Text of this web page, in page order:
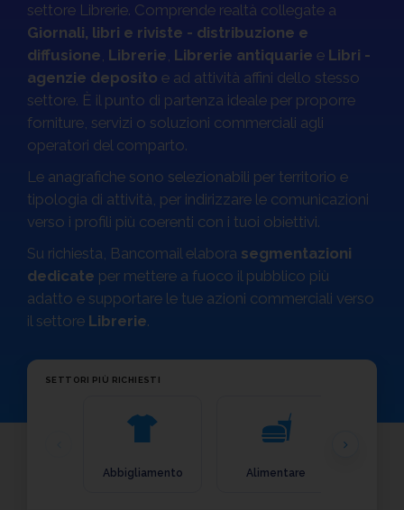
Sempre pronti al decollo. Anche ad agosto.
Ordini, validazione e consegna sono sempre operative.
Fino al23 agosto , approfitta della promo online:-50% su
1 Database, -60% da 2 Database.
Offerta valida fino al 23 agosto 2026 esclusivamente per gli acquisti online.
Ordini, validazione e consegna sono sempre operative anche durante il periodo
Sblocca il -60%!
settore Librerie. Comprende realtà collegate a
Giornali, libri e riviste - distribuzione e
diffusione, Librerie, Librerie antiquarie e Libri -
agenzie deposito e ad attività affini dello stesso
settore. È il punto di partenza ideale per proporre
forniture, servizi o soluzioni commerciali agli
operatori del comparto.
Le anagrafiche sono selezionabili per territorio e
tipologia di attività, per indirizzare le comunicazioni
verso i profili più coerenti con i tuoi obiettivi.
Su richiesta, Bancomail elabora segmentazioni
dedicate per mettere a fuoco il pubblico più
adatto e supportare le tue azioni commerciali verso
il settore Librerie.
SETTORI PIÙ RICHIESTI
Abbigliamento Alimentare